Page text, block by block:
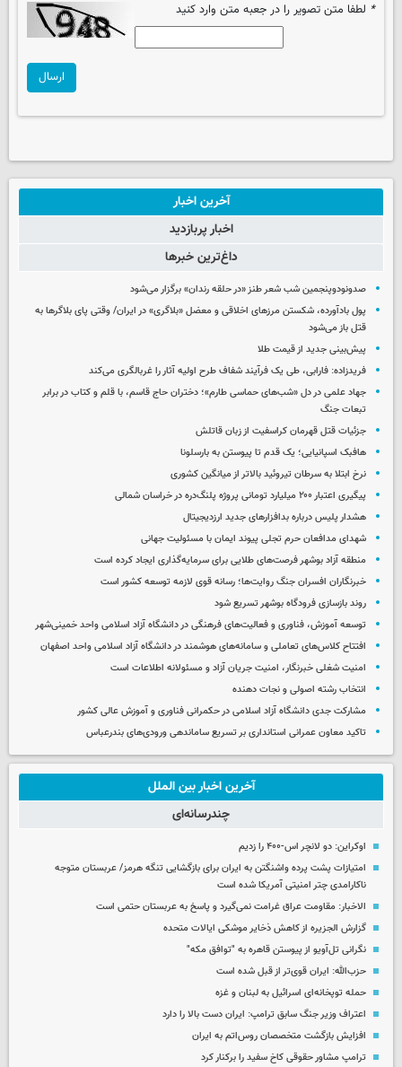
* لطفا متن تصویر را در جعبه متن وارد کنید
ارسال
آخرین اخبار
اخبار پربازدید
داغ‌ترین خبرها
صدونودوپنجمین شب شعر طنز «در حلقه رندان» برگزار می‌شود
پول بادآورده، شکستن مرزهای اخلاقی و معضل «بلاگری» در ایران/ وقتی پای بلاگرها به
قتل باز می‌شود
پیش‌بینی جدید از قیمت طلا
فریدزاده: فارابی، طی یک فرآیند شفاف طرح اولیه آثار را غربالگری می‌کند
جهاد علمی در دل «شب‌های حماسی طارم»؛ دختران حاج قاسم، با قلم و کتاب در برابر
تبعات جنگ
جزئیات قتل قهرمان کراسفیت از زبان قاتلش
هافبک اسپانیایی؛ یک قدم تا پیوستن به بارسلونا
نرخ ابتلا به سرطان تیروئید بالاتر از میانگین کشوری
پیگیری اعتبار ۲۰۰ میلیارد تومانی پروژه پلنگ‌دره در خراسان شمالی
هشدار پلیس درباره بدافزارهای جدید ارزدیجیتال
شهدای مدافعان حرم تجلی پیوند ایمان با مسئولیت جهانی
منطقه آزاد بوشهر فرصت‌های طلایی برای سرمایه‌گذاری ایجاد کرده است
خبرنگاران افسران جنگ روایت‌ها؛ رسانه قوی لازمه توسعه کشور است
روند بازسازی فرودگاه بوشهر تسریع شود
توسعه آموزش، فناوری و فعالیت‌های فرهنگی در دانشگاه آزاد اسلامی واحد خمینی‌شهر
افتتاح کلاس‌های تعاملی و سامانه‌های هوشمند در دانشگاه آزاد اسلامی واحد اصفهان
امنیت شغلی خبرنگار، امنیت جریان آزاد و مسئولانه اطلاعات است
انتخاب رشته اصولی و نجات دهنده
مشارکت جدی دانشگاه آزاد اسلامی در حکمرانی فناوری و آموزش عالی کشور
تاکید معاون عمرانی استانداری بر تسریع ساماندهی ورودی‌های بندرعباس
آخرین اخبار بین الملل
چندرسانه‌ای
اوکراین: دو لانچر اس-۴۰۰ را زدیم
امتیازات پشت پرده واشنگتن به ایران برای بازگشایی تنگه هرمز/ عربستان متوجه
ناکارامدی چتر امنیتی آمریکا شده است
الاخبار: مقاومت عراق غرامت نمی‌گیرد و پاسخ به عربستان حتمی است
گزارش الجزیره از کاهش ذخایر موشکی ایالات متحده
نگرانی تل‌آویو از پیوستن قاهره به "توافق مکه"
حزب‌الله: ایران قوی‌تر از قبل شده است
حمله توپخانه‌ای اسرائیل به لبنان و غزه
اعتراف وزیر جنگ سابق ترامپ: ایران دست بالا را دارد
افزایش بازگشت متخصصان روس‌اتم به ایران
ترامپ مشاور حقوقی کاخ سفید را برکنار کرد